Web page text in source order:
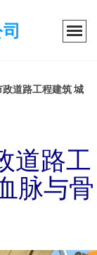
道路工程建筑 城
道路工
脉与骨